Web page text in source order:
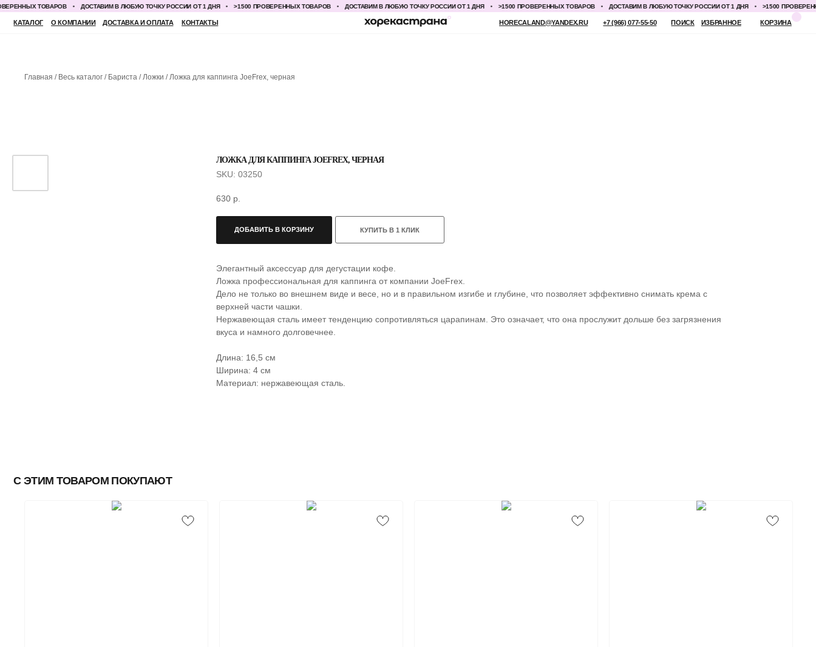
ТОВАРОВ ДОСТАВИМ В ЛЮБУЮ ТОЧКУ РОССИИ ОТ 1 ДНЯ >1500 ПРОВЕРЕННЫХ ТОВАРОВ ДОСТАВИМ В ЛЮБУЮ ТОЧКУ РОССИИ ОТ 1 ДНЯ >1500 ПРОВЕРЕННЫХ ТОВАРОВ ДОСТАВИМ В ЛЮБУЮ ТОЧКУ РОССИИ ОТ 1 ДНЯ >1500
КАТАЛОГ О КОМПАНИИ ДОСТАВКА И ОПЛАТА КОНТАКТЫ ПОИСК
+7 (966) 077-55-50 ИЗБРАННОЕ
HORECALAND@YANDEX.RU КОРЗИНА
Главная Весь каталог Бариста Ложки Ложка для каппинга JoeFrex, черная
ЛОЖКА ДЛЯ КАППИНГА JOEFREX, ЧЕРНАЯ
SKU: 03250
630 р.
ДОБАВИТЬ В КОРЗИНУ КУПИТЬ В 1 КЛИК
Элегантный аксессуар для дегустации кофе.
Ложка профессиональная для каппинга от компании JoeFrex.
Дело не только во внешнем виде и весе, но и в правильном изгибе и глубине, что позволяет эффективно снимать крема с
верхней части чашки.
Нержавеющая сталь имеет тенденцию сопротивляться царапинам. Это означает, что она прослужит дольше без загрязнения
вкуса и намного долговечнее.
Длина: 16,5 см
Ширина: 4 см
Материал: нержавеющая сталь.